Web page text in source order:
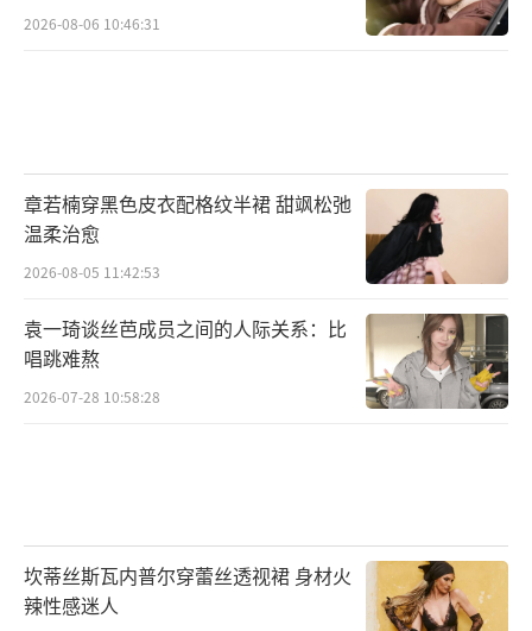
2026-08-06 10:46:31
章若楠穿黑色皮衣配格纹半裙 甜飒松弛
温柔治愈
2026-08-05 11:42:53
袁一琦谈丝芭成员之间的人际关系：比
唱跳难熬
2026-07-28 10:58:28
坎蒂丝斯瓦内普尔穿蕾丝透视裙 身材火
辣性感迷人